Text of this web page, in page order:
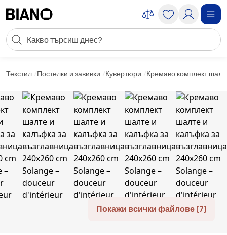
Търсене
Текстил Постелки и завивки Кувертюри Кремаво комплект
Покажи всички файлове (7)